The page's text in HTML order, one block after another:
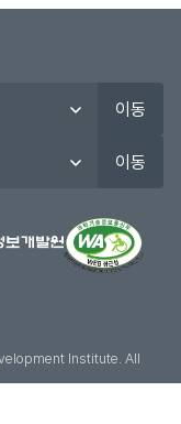
이동
이동
Institute. AII